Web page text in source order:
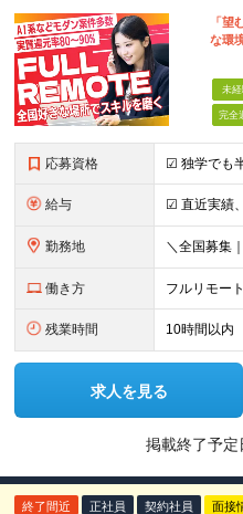
「望
な環
未
完全
応募資格
給与
勤務地
働き方 フルリモー
残業時間 10時間以内
求人を見る
掲載終了予定
終了間近 正社員 契約社員 面接